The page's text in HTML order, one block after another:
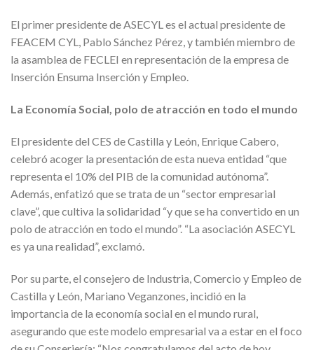
El primer presidente de ASECYL es el actual presidente de
FEACEM CYL, Pablo Sánchez Pérez, y también miembro de
la asamblea de FECLEI en representación de la empresa de
Inserción Ensuma Inserción y Empleo.
La Economía Social, polo de atracción en todo el mundo
El presidente del CES de Castilla y León, Enrique Cabero,
celebró acoger la presentación de esta nueva entidad “que
representa el 10% del PIB de la comunidad autónoma”.
Además, enfatizó que se trata de un “sector empresarial
clave”, que cultiva la solidaridad “y que se ha convertido en un
polo de atracción en todo el mundo”. “La asociación ASECYL
es ya una realidad”, exclamó.
Por su parte, el consejero de Industria, Comercio y Empleo de
Castilla y León, Mariano Veganzones, incidió en la
importancia de la economía social en el mundo rural,
asegurando que este modelo empresarial va a estar en el foco